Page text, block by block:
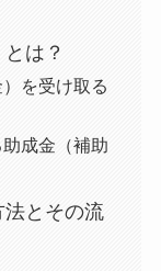
は？
を受け取る
成金（補助
とその流